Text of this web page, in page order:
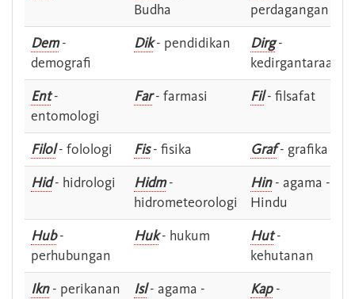
Budha
perdagangan
Dem-
demografi
Dik- pendidikan Dirg-
kedirgantaraan
Ent-
entomologi
Far- farmasi Fil- filsafat
Filol- folologi Fis- fisika Graf- grafika
Hid- hidrologi Hidm-
hidrometeorologi
Hin- agama -
Hindu
Hub-
perhubungan
Huk- hukum Hut-
kehutanan
Ikn- perikanan Isl- agama -
Kap-